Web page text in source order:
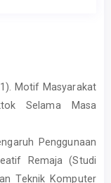
Motif Masyarakat
Selama Masa
Penggunaan
Remaja (Studi
Teknik Komputer